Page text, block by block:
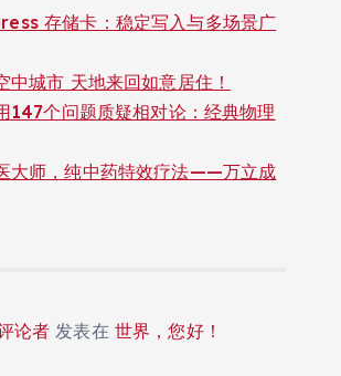
存储卡：稳定写入与多场景广
中城市 天地来回如意居住！
147个问题质疑相对论：经典物理
大师，纯中药特效疗法——万立成
论者 发表在 世界，您好！